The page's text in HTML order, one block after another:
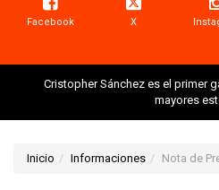
Facebook X
Cristopher Sánchez es el primer
mayores
Inicio Informaciones Nota de